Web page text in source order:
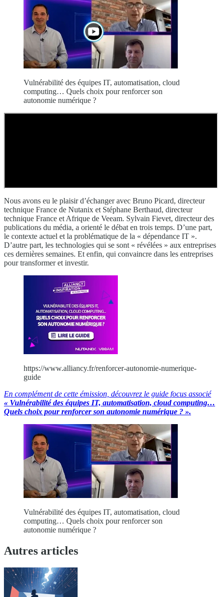
Vulnérabilité des équipes IT, automatisation, cloud
computing… Quels choix pour renforcer son
autonomie numérique ?
Nous avons eu le plaisir d’échanger avec Bruno Picard, directeur
technique France de Nutanix et Stéphane Berthaud, directeur
technique France et Afrique de Veeam. Sylvain Fievet, directeur des
publications du média, a orienté le débat en trois temps. D’une part,
le contexte actuel et la problématique de la « dépendance IT ».
D’autre part, les technologies qui se sont « révélées » aux entreprises
ces dernières semaines. Et enfin, qui convaincre dans les entreprises
pour transformer et investir.
https://www.alliancy.fr/renforcer-autonomie-numerique-
guide
En complément de cette émission, découvrez le guide focus associé
« Vulnérabilité des équipes IT, automatisation, cloud computing…
Quels choix pour renforcer son autonomie numérique ? ».
Vulnérabilité des équipes IT, automatisation, cloud
computing… Quels choix pour renforcer son
autonomie numérique ?
Autres articles